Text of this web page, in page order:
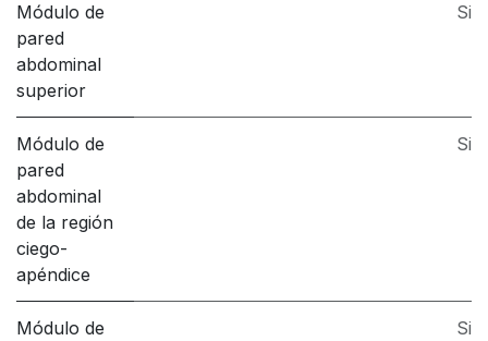
Módulo de
pared
abdominal
superior
Si
Módulo de
pared
abdominal
de la región
ciego-
apéndice
Si
Módulo de
Si